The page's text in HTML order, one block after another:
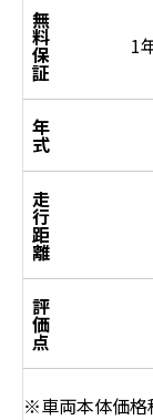
無
料
保
証
1
年
式
走
行
距
離
評
価
点
※車両本体価格